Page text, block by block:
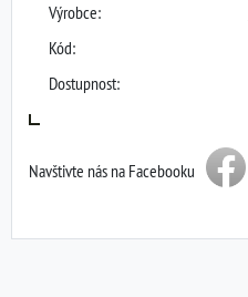
Výrobce:
Kód:
Dostupnost:
Navštivte nás na Facebooku